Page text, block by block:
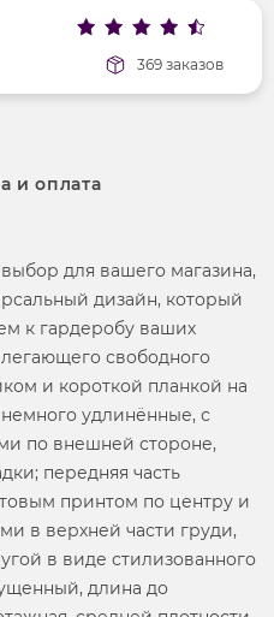
трикотажный
округлый
369 заказов
и оплата
для вашего магазина,
дизайн, который
к гардеробу ваших
свободного
и короткой планкой на
удлинённые, с
по внешней стороне,
передняя часть
принтом по центру и
в верхней части груди,
в виде стилизованного
длина до